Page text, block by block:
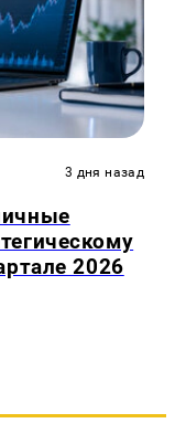
3 дня назад
2026